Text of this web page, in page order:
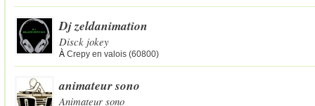
Dj zeldanimation
Disck jokey
À Crepy en valois (60800)
animateur sono
Animateur sono